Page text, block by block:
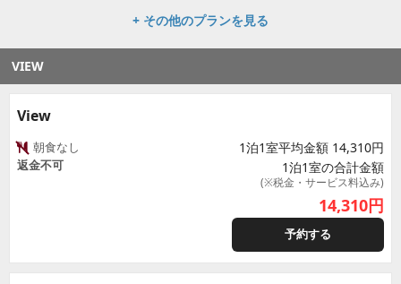
+ その他のプランを見る
VIEW
View
朝食なし
返金不可
1泊1室平均金額 14,310円
1泊1室の合計金額
(※税金・サービス料込み)
14,310円
予約する